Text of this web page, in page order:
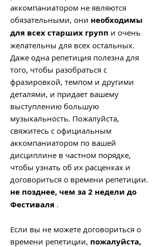
аккомпаниатором не являются
обязательными, они необходимы
для всех старших групп и очень
желательны для всех остальных.
Даже одна репетиция полезна для
того, чтобы разобраться с
фразировкой, темпом и другими
деталями, и придает вашему
выступлению большую
музыкальность. Пожалуйста,
свяжитесь с официальным
аккомпаниатором по вашей
дисциплине в частном порядке,
чтобы узнать об их расценках и
договориться о времени репетиции.
не позднее, чем за 2 недели до
Фестиваля .
Если вы не можете договориться о
времени репетиции, пожалуйста,